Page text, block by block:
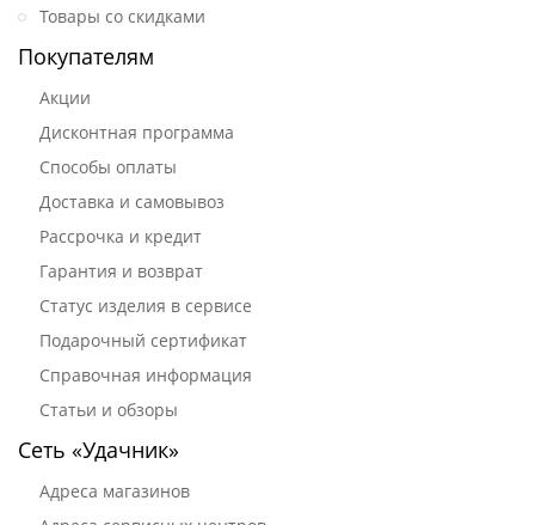
Товары со скидками
Покупателям
Акции
Дисконтная программа
Способы оплаты
Доставка и самовывоз
Рассрочка и кредит
Гарантия и возврат
Статус изделия в сервисе
Подарочный сертификат
Справочная информация
Статьи и обзоры
Сеть «Удачник»
Адреса магазинов